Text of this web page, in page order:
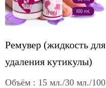
Ремувер (жидкость для
удаления кутикулы)
Объём : 15 мл./30 мл./100